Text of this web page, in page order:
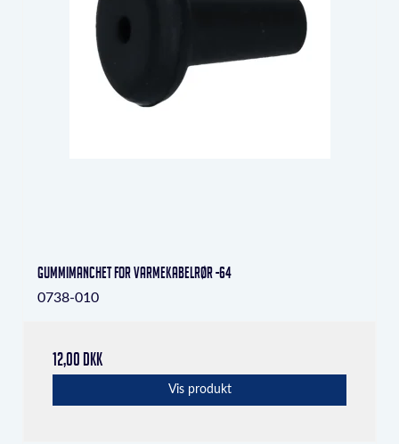
Gummimanchet for varmekabelrør -64
0738-010
12,00 DKK
Vis produkt